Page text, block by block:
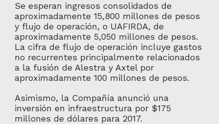
Se esperan ingresos consolidados de
aproximadamente 15,800 millones de pesos
y flujo de operación, o UAFIRDA, de
aproximadamente 5,050 millones de pesos.
La cifra de flujo de operación incluye gastos
no recurrentes principalmente relacionados
a la fusión de Alestra y Axtel por
aproximadamente 100 millones de pesos.
Asimismo, la Compañía anunció una
inversión en infraestructura por $175
millones de dólares para 2017.